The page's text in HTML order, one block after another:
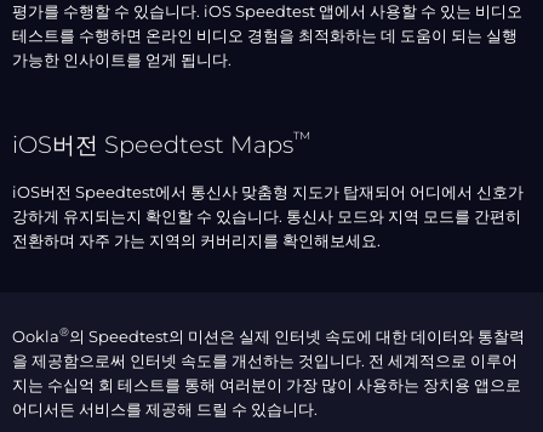
평가를 수행할 수 있습니다. iOS Speedtest 앱에서 사용할 수 있는 비디오
테스트를 수행하면 온라인 비디오 경험을 최적화하는 데 도움이 되는 실행
가능한 인사이트를 얻게 됩니다.
iOS버전 Speedtest Maps™
iOS버전 Speedtest에서 통신사 맞춤형 지도가 탑재되어 어디에서 신호가
강하게 유지되는지 확인할 수 있습니다. 통신사 모드와 지역 모드를 간편히
전환하며 자주 가는 지역의 커버리지를 확인해보세요.
Ookla®의 Speedtest의 미션은 실제 인터넷 속도에 대한 데이터와 통찰력
을 제공함으로써 인터넷 속도를 개선하는 것입니다. 전 세계적으로 이루어
지는 수십억 회 테스트를 통해 여러분이 가장 많이 사용하는 장치용 앱으로
어디서든 서비스를 제공해 드릴 수 있습니다.